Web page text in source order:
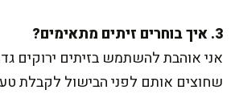
3. איך בוחרים זיתים מתאימים?
אני אוהבת להשתמש בזיתים ירוקים
שחוצים אותם לפני הבישול לקבלת